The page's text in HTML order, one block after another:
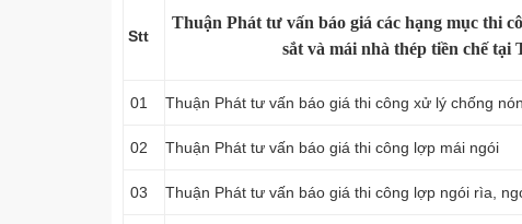
Stt
Thuận Phát tư vấn báo giá các hạng mục thi
sắt và mái nhà thép tiền chế tại
01 Thuận Phát tư vấn báo giá thi công xử lý chống
02 Thuận Phát tư vấn báo giá thi công lợp mái ngói
03 Thuận Phát tư vấn báo giá thi công lợp ngói rìa,